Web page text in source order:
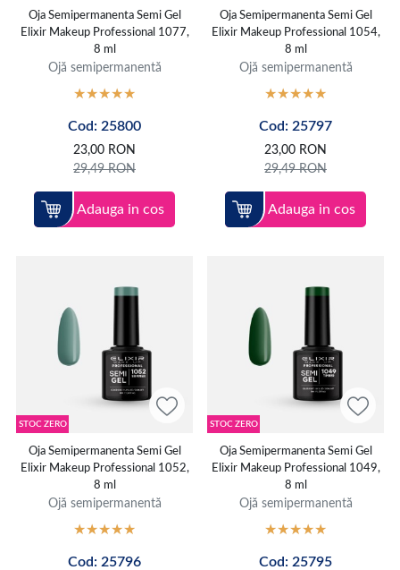
Oja Semipermanenta Semi Gel
Elixir Makeup Professional 1077,
8 ml
Ojă semipermanentă
Cod: 25800
23,00 RON
29,49RON
Adauga in cos
Oja Semipermanenta Semi Gel
Elixir Makeup Professional 1054,
8 ml
Ojă semipermanentă
Cod: 25797
23,00 RON
29,49RON
Adauga in cos
STOC ZERO
Oja Semipermanenta Semi Gel
Elixir Makeup Professional 1052,
8 ml
Ojă semipermanentă
Cod: 25796
STOC ZERO
Oja Semipermanenta Semi Gel
Elixir Makeup Professional 1049,
8 ml
Ojă semipermanentă
Cod: 25795